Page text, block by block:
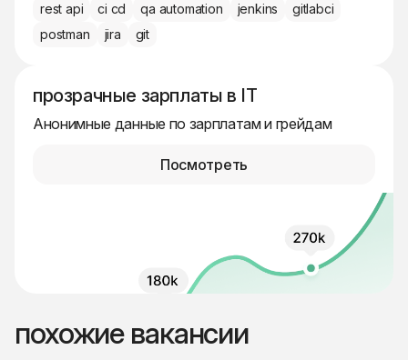
rest api
ci cd qa automation jenkins
gitlabci
postman
jira git
прозрачные зарплаты в IT
Анонимные данные по зарплатам и грейдам
Посмотреть
похожие вакансии